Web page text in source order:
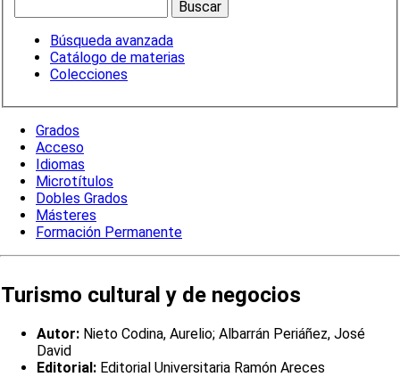
Búsqueda avanzada
Catálogo de materias
Colecciones
Grados
Acceso
Idiomas
Microtítulos
Dobles Grados
Másteres
Formación Permanente
Turismo cultural y de negocios
Autor: Nieto Codina, Aurelio; Albarrán Periáñez, José
David
Editorial: Editorial Universitaria Ramón Areces